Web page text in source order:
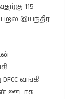
115
இயந்திர
வங்கி
ஊடாக